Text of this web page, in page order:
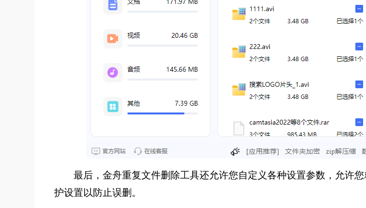
最后，金舟重复文件删除工具还允许您自定义各种设置参数，允许
护设置以防止误删。